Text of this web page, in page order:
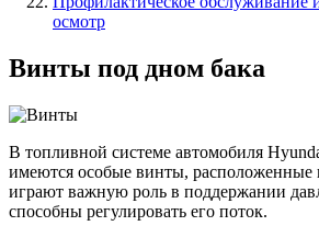
осмотр
Винты под дном бака
В топливной системе автомобиля
имеются особые винты,
играют важную роль в поддержании
способны регулировать его поток.